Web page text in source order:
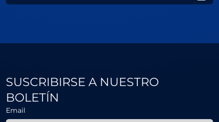
SUSCRIBIRSE A NUESTRO
BOLETÍN
Email